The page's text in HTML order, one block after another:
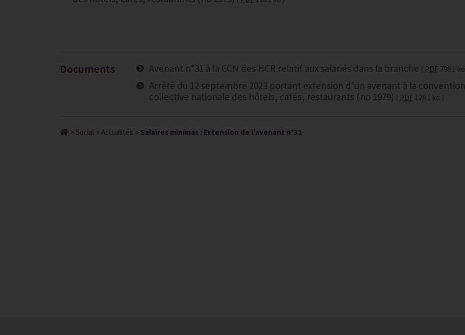
Documents Avenant n°31 à la CCN des HCR relatif aux salariés dans la branche PDF 798.1 ko
Arrêté du 12 septembre 2023 portant extension d’un avenant à la convention
collective nationale des hôtels, cafés, restaurants (no 1979)
PDF 128.1 ko
> Social > Actualités > Salaires minimas : Extension de l’avenant n°31